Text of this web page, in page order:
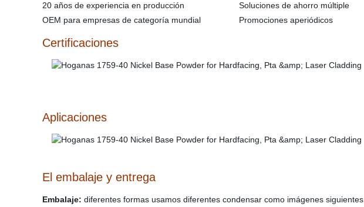
20 años de experiencia en producción
OEM para empresas de categoría mundial
Soluciones de ahorro múltiple
Promociones aperiódicos
Certificaciones
Aplicaciones
El embalaje y entrega
Embalaje: diferentes formas usamos diferentes condensar como imágenes siguientes.